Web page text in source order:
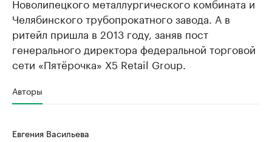
Челябинского трубопрокатного завода. А в
ритейл пришла в 2013 году, заняв пост
генерального директора федеральной торговой
сети «Пятёрочка» X5 Retail Group.
Авторы
Евгения Васильева